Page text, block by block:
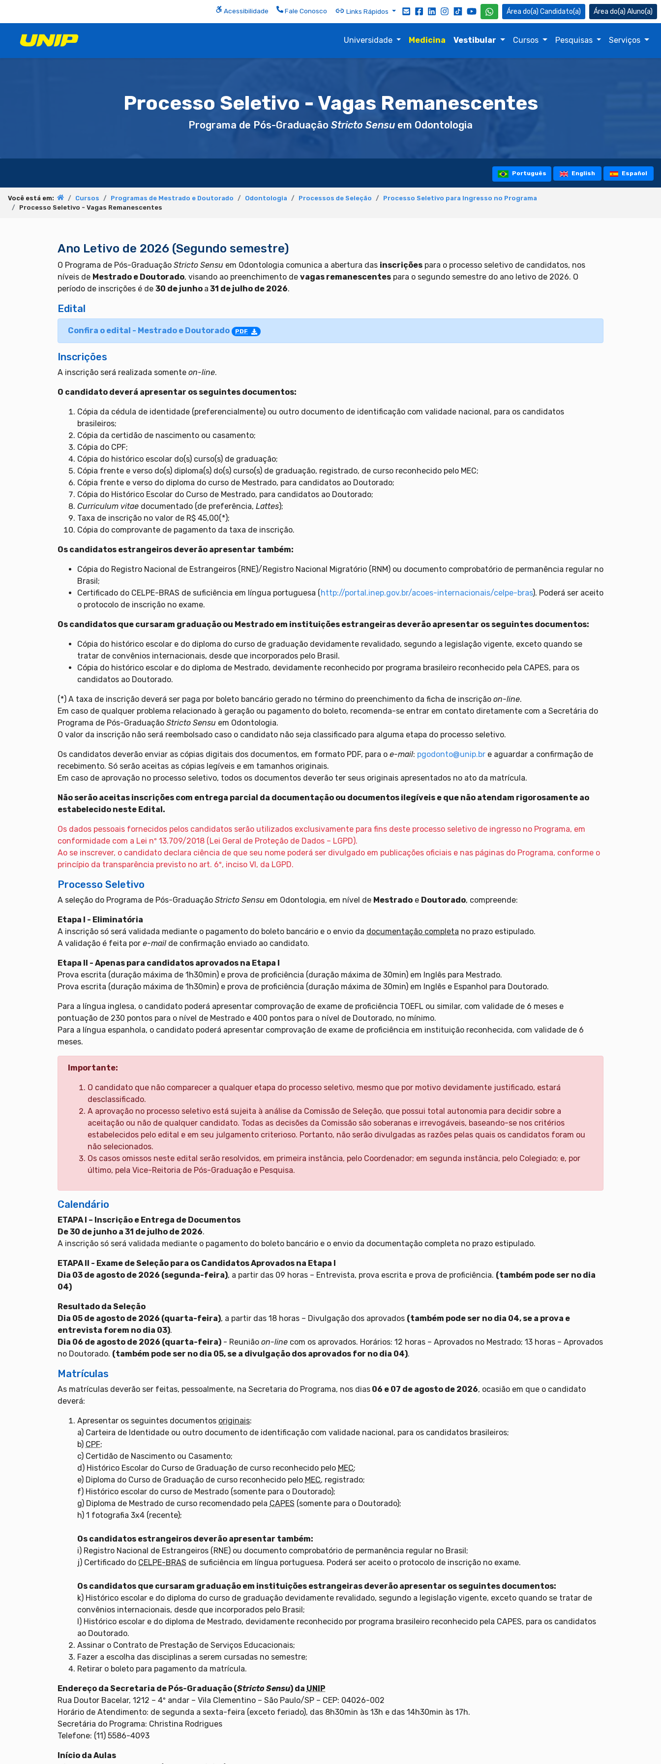
Acessibilidade Fale Conosco Links Rápidos Candidato(a) Aluno(a)
Universidade Medicina Vestibular Cursos Pesquisas Serviços
Processo Seletivo - Vagas Remanescentes
Programa de Pós-Graduação Stricto Sensu em Odontologia
Português English Español
Você está em: Cursos Programas de Mestrado e Doutorado Odontologia Processos de Seleção
Processo Seletivo para Ingresso no Programa
Processo Seletivo - Vagas Remanescentes
Ano Letivo de 2026 (Segundo semestre)
O Programa de Pós-Graduação Stricto Sensu em Odontologia comunica a abertura das inscrições para o processo seletivo de candidatos, nos
níveis de Mestrado e Doutorado, visando ao preenchimento de vagas remanescentes para o segundo semestre do ano letivo de 2026. O
período de inscrições é de 30 de junho a 31 de julho de 2026.
Edital
Confira o edital - Mestrado e Doutorado PDF
Inscrições
A inscrição será realizada somente on-line.
O candidato deverá apresentar os seguintes documentos:
Cópia da cédula de identidade (preferencialmente) ou outro documento de identificação com validade nacional, para os candidatos
brasileiros;
Cópia da certidão de nascimento ou casamento;
Cópia do CPF;
Cópia do histórico escolar do(s) curso(s) de graduação;
Cópia frente e verso do(s) diploma(s) do(s) curso(s) de graduação, registrado, de curso reconhecido pelo MEC;
Cópia frente e verso do diploma do curso de Mestrado, para candidatos ao Doutorado;
Cópia do Histórico Escolar do Curso de Mestrado, para candidatos ao Doutorado;
Curriculum vitae documentado (de preferência, Lattes);
Taxa de inscrição no valor de R$ 45,00(*);
Cópia do comprovante de pagamento da taxa de inscrição.
Os candidatos estrangeiros deverão apresentar também:
Cópia do Registro Nacional de Estrangeiros (RNE)/Registro Nacional Migratório (RNM) ou documento comprobatório de permanência regular no
Brasil;
Certificado do CELPE-BRAS de suficiência em língua portuguesa ( http://portal.inep.gov.br/acoes-internacionais/celpe-bras). Poderá ser aceito
o protocolo de inscrição no exame.
Os candidatos que cursaram graduação ou Mestrado em instituições estrangeiras deverão apresentar os seguintes documentos:
Cópia do histórico escolar e do diploma do curso de graduação devidamente revalidado, segundo a legislação vigente, exceto quando se
tratar de convênios internacionais, desde que incorporados pelo Brasil.
Cópia do histórico escolar e do diploma de Mestrado, devidamente reconhecido por programa brasileiro reconhecido pela CAPES, para os
candidatos ao Doutorado.
(*) A taxa de inscrição deverá ser paga por boleto bancário gerado no término do preenchimento da ficha de inscrição on-line.
Em caso de qualquer problema relacionado à geração ou pagamento do boleto, recomenda-se entrar em contato diretamente com a Secretária do
Programa de Pós-Graduação Stricto Sensu em Odontologia.
O valor da inscrição não será reembolsado caso o candidato não seja classificado para alguma etapa do processo seletivo.
Os candidatos deverão enviar as cópias digitais dos documentos, em formato PDF, para o e-mail: pgodonto@unip.br e aguardar a confirmação de
recebimento. Só serão aceitas as cópias legíveis e em tamanhos originais.
Em caso de aprovação no processo seletivo, todos os documentos deverão ter seus originais apresentados no ato da matrícula.
Não serão aceitas inscrições com entrega parcial da documentação ou documentos ilegíveis e que não atendam rigorosamente ao
estabelecido neste Edital.
Os dados pessoais fornecidos pelos candidatos serão utilizados exclusivamente para fins deste processo seletivo de ingresso no Programa, em
conformidade com a Lei nº 13.709/2018 (Lei Geral de Proteção de Dados – LGPD).
Ao se inscrever, o candidato declara ciência de que seu nome poderá ser divulgado em publicações oficiais e nas páginas do Programa, conforme o
princípio da transparência previsto no art. 6º, inciso VI, da LGPD.
Processo Seletivo
A seleção do Programa de Pós-Graduação Stricto Sensu em Odontologia, em nível de Mestrado e Doutorado, compreende:
Etapa I - Eliminatória
A inscrição só será validada mediante o pagamento do boleto bancário e o envio da documentação completa no prazo estipulado.
A validação é feita por e-mail de confirmação enviado ao candidato.
Etapa II - Apenas para candidatos aprovados na Etapa I
Prova escrita (duração máxima de 1h30min) e prova de proficiência (duração máxima de 30min) em Inglês para Mestrado.
Prova escrita (duração máxima de 1h30min) e prova de proficiência (duração máxima de 30min) em Inglês e Espanhol para Doutorado.
Para a língua inglesa, o candidato poderá apresentar comprovação de exame de proficiência TOEFL ou similar, com validade de 6 meses e
pontuação de 230 pontos para o nível de Mestrado e 400 pontos para o nível de Doutorado, no mínimo.
Para a língua espanhola, o candidato poderá apresentar comprovação de exame de proficiência em instituição reconhecida, com validade de 6
meses.
Importante:
O candidato que não comparecer a qualquer etapa do processo seletivo, mesmo que por motivo devidamente justificado, estará
desclassificado.
A aprovação no processo seletivo está sujeita à análise da Comissão de Seleção, que possui total autonomia para decidir sobre a
aceitação ou não de qualquer candidato. Todas as decisões da Comissão são soberanas e irrevogáveis, baseando-se nos critérios
estabelecidos pelo edital e em seu julgamento criterioso. Portanto, não serão divulgadas as razões pelas quais os candidatos foram ou
não selecionados.
Os casos omissos neste edital serão resolvidos, em primeira instância, pelo Coordenador; em segunda instância, pelo Colegiado; e, por
último, pela Vice-Reitoria de Pós-Graduação e Pesquisa.
Calendário
ETAPA I – Inscrição e Entrega de Documentos
De 30 de junho a 31 de julho de 2026.
A inscrição só será validada mediante o pagamento do boleto bancário e o envio da documentação completa no prazo estipulado.
ETAPA II - Exame de Seleção para os Candidatos Aprovados na Etapa I
Dia 03 de agosto de 2026 (segunda-feira), a partir das 09 horas – Entrevista, prova escrita e prova de proficiência. (também pode ser no dia
04)
Resultado da Seleção
Dia 05 de agosto de 2026 (quarta-feira), a partir das 18 horas – Divulgação dos aprovados (também pode ser no dia 04, se a prova e
entrevista forem no dia 03).
Dia 06 de agosto de 2026 (quarta-feira) - Reunião on-line com os aprovados. Horários: 12 horas – Aprovados no Mestrado; 13 horas – Aprovados
no Doutorado. (também pode ser no dia 05, se a divulgação dos aprovados for no dia 04).
Matrículas
As matrículas deverão ser feitas, pessoalmente, na Secretaria do Programa, nos dias 06 e 07 de agosto de 2026, ocasião em que o candidato
deverá:
Apresentar os seguintes documentos originais:
a) Carteira de Identidade ou outro documento de identificação com validade nacional, para os candidatos brasileiros;
b) CPF;
c) Certidão de Nascimento ou Casamento;
d) Histórico Escolar do Curso de Graduação de curso reconhecido pelo MEC;
e) Diploma do Curso de Graduação de curso reconhecido pelo MEC, registrado;
f) Histórico escolar do curso de Mestrado (somente para o Doutorado);
g) Diploma de Mestrado de curso recomendado pela CAPES (somente para o Doutorado);
h) 1 fotografia 3x4 (recente);
Os candidatos estrangeiros deverão apresentar também:
i) Registro Nacional de Estrangeiros (RNE) ou documento comprobatório de permanência regular no Brasil;
j) Certificado do CELPE-BRAS de suficiência em língua portuguesa. Poderá ser aceito o protocolo de inscrição no exame.
Os candidatos que cursaram graduação em instituições estrangeiras deverão apresentar os seguintes documentos:
k) Histórico escolar e do diploma do curso de graduação devidamente revalidado, segundo a legislação vigente, exceto quando se tratar de
convênios internacionais, desde que incorporados pelo Brasil;
l) Histórico escolar e do diploma de Mestrado, devidamente reconhecido por programa brasileiro reconhecido pela CAPES, para os candidatos
ao Doutorado.
Assinar o Contrato de Prestação de Serviços Educacionais;
Fazer a escolha das disciplinas a serem cursadas no semestre;
Retirar o boleto para pagamento da matrícula.
Endereço da Secretaria de Pós-Graduação (Stricto Sensu) da UNIP
Rua Doutor Bacelar, 1212 – 4º andar – Vila Clementino – São Paulo/SP – CEP: 04026-002
Horário de Atendimento: de segunda a sexta-feira (exceto feriado), das 8h30min às 13h e das 14h30min às 17h.
Secretária do Programa: Christina Rodrigues
Telefone: (11) 5586-4093
Início da Aulas